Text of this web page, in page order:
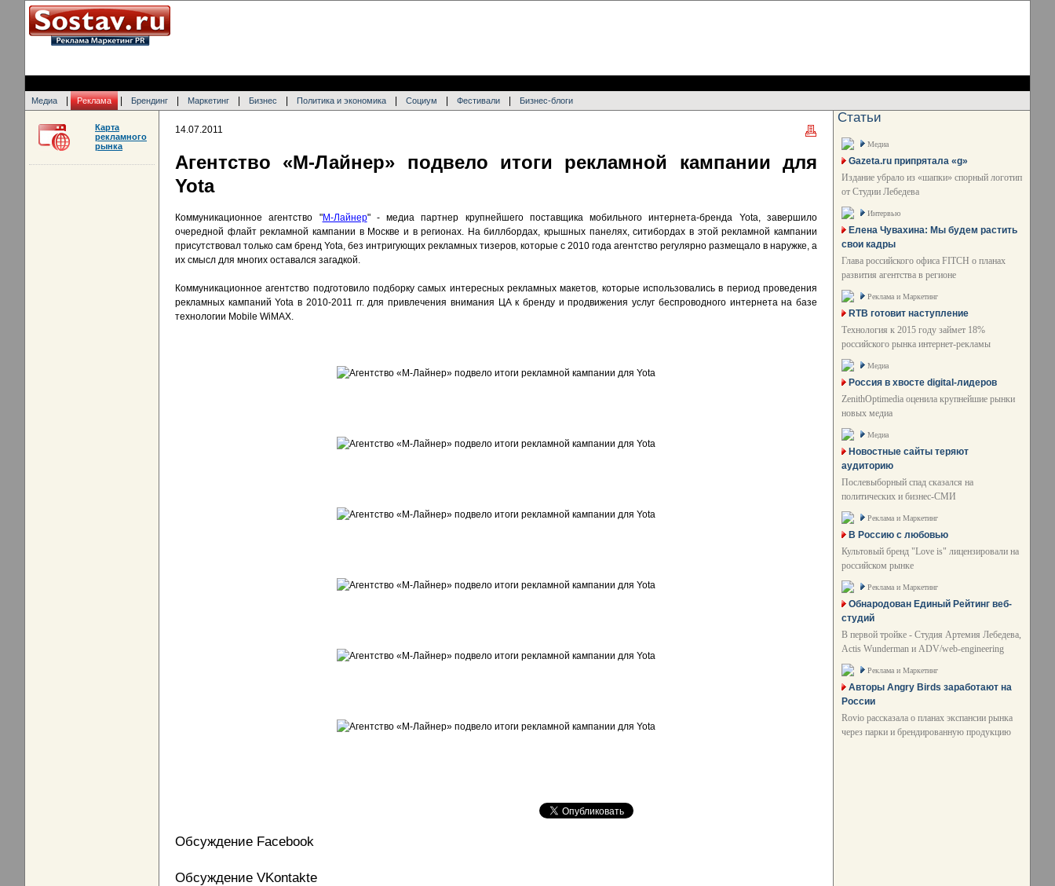
Медиа Реклама Брендинг Маркетинг Бизнес Политика и экономика Социум Фестивали Бизнес-блоги
14.07.2011
Агентство «М-Лайнер» подвело итоги рекламной кампании для
Yota
Коммуникационное агентство "М-Лайнер" - медиа партнер крупнейшего поставщика мобильного интернета-бренда Yota, завершило
очередной флайт рекламной кампании в Москве и в регионах. На биллбордах, крышных панелях, ситибордах в этой рекламной кампании
присутствовал только сам бренд Yota, без интригующих рекламных тизеров, которые с 2010 года агентство регулярно размещало в наружке, а
их смысл для многих оставался загадкой.
Коммуникационное агентство подготовило подборку самых интересных рекламных макетов, которые использовались в период проведения
рекламных кампаний Yota в 2010-2011 гг. для привлечения внимания ЦА к бренду и продвижения услуг беспроводного интернета на базе
технологии Mobile WiMAX.
Обсуждение Facebook
Обсуждение VKontakte
Карта
рекламного
рынка
Статьи
Медиа
Gazeta.ru припрятала «g»
Издание убрало из «шапки» спорный логотип
от Студии Лебедева
Интервью
Елена Чувахина: Мы будем растить
свои кадры
Глава российского офиса FITCH о планах
развития агентства в регионе
Реклама и Маркетинг
RTB готовит наступление
Технология к 2015 году займет 18%
российского рынка интернет-рекламы
Медиа
Россия в хвосте digital-лидеров
ZenithOptimedia оценила крупнейшие рынки
новых медиа
Медиа
Новостные сайты теряют
аудиторию
Послевыборный спад сказался на
политических и бизнес-СМИ
Реклама и Маркетинг
В Россию с любовью
Культовый бренд "Love is" лицензировали на
российском рынке
Реклама и Маркетинг
Обнародован Единый Рейтинг веб-
студий
В первой тройке - Студия Артемия Лебедева,
Actis Wunderman и ADV/web-engineering
Реклама и Маркетинг
Авторы Angry Birds заработают на
России
Rovio рассказала о планах экспансии рынка
через парки и брендированную продукцию